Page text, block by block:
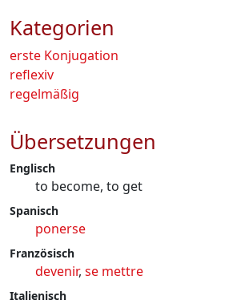
Kategorien
erste Konjugation
reflexiv
regelmäßig
Übersetzungen
Englisch
to become, to get
Spanisch
ponerse
Französisch
devenir, se mettre
Italienisch